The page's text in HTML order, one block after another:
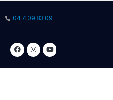
04 71 09 83 09